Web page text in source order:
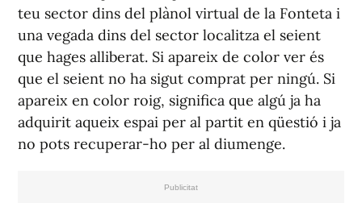
teu sector dins del plànol virtual de la Fonteta i
una vegada dins del sector localitza el seient
que hages alliberat. Si apareix de color ver és
que el seient no ha sigut comprat per ningú. Si
apareix en color roig, significa que algú ja ha
adquirit aqueix espai per al partit en qüestió i ja
no pots recuperar-ho per al diumenge.